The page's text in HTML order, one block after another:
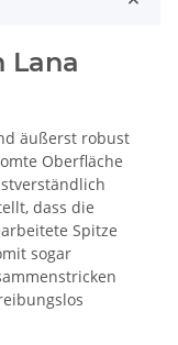
Lana
äußerst robust
Oberfläche
dass die
Spitze
sogar